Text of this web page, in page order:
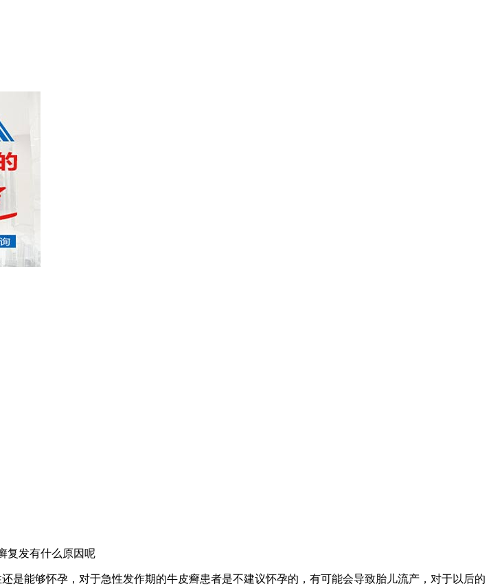
是能够怀孕，对于急性发作期的牛皮癣患者是不建议怀孕的，有可能会导致胎儿流产，对于以后的